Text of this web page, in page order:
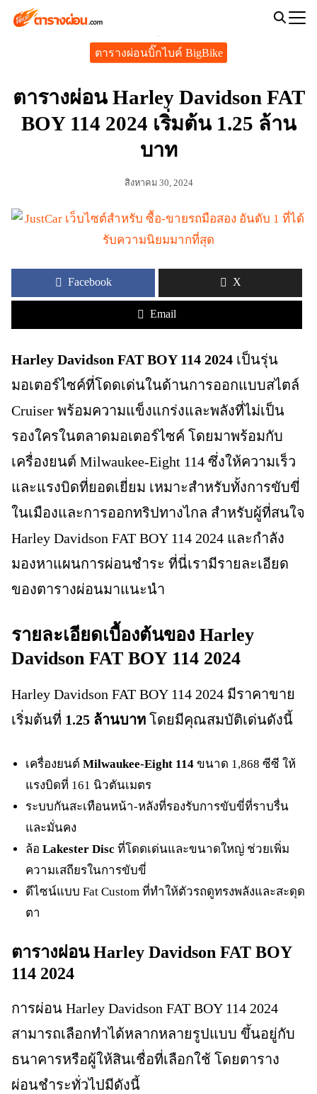
ตารางผ่อนบิ๊กไบค์ BigBike
ตารางผ่อน Harley Davidson FAT
BOY 114 2024 เริ่มต้น 1.25 ล้าน
บาท
สิงหาคม 30, 2024
Facebook X
Email
Harley Davidson FAT BOY 114 2024 เป็นรุ่น
มอเตอร์ไซค์ที่โดดเด่นในด้านการออกแบบสไตล์
Cruiser พร้อมความแข็งแกร่งและพลังที่ไม่เป็น
รองใครในตลาดมอเตอร์ไซค์ โดยมาพร้อมกับ
เครื่องยนต์ Milwaukee-Eight 114 ซึ่งให้ความเร็ว
และแรงบิดที่ยอดเยี่ยม เหมาะสำหรับทั้งการขับขี่
ในเมืองและการออกทริปทางไกล สำหรับผู้ที่สนใจ
Harley Davidson FAT BOY 114 2024 และกำลัง
มองหาแผนการผ่อนชำระ ที่นี่เรามีรายละเอียด
ของตารางผ่อนมาแนะนำ
รายละเอียดเบื้องต้นของ Harley
Davidson FAT BOY 114 2024
Harley Davidson FAT BOY 114 2024 มีราคาขาย
เริ่มต้นที่ 1.25 ล้านบาท โดยมีคุณสมบัติเด่นดังนี้
เครื่องยนต์Milwaukee-Eight 114 ขนาด 1,868 ซีซี ให้
แรงบิดที่ 161 นิวตันเมตร
ระบบกันสะเทือนหน้า-หลังที่รองรับการขับขี่ที่ราบรื่น
และมั่นคง
ล้อLakester Disc ที่โดดเด่นและขนาดใหญ่ ช่วยเพิ่ม
ความเสถียรในการขับขี่
ดีไซน์แบบ Fat Custom ที่ทำให้ตัวรถดูทรงพลังและสะดุด
ตา
ตารางผ่อน Harley Davidson FAT BOY
114 2024
การผ่อน Harley Davidson FAT BOY 114 2024
สามารถเลือกทำได้หลากหลายรูปแบบ ขึ้นอยู่กับ
ธนาคารหรือผู้ให้สินเชื่อที่เลือกใช้ โดยตาราง
ผ่อนชำระทั่วไปมีดังนี้